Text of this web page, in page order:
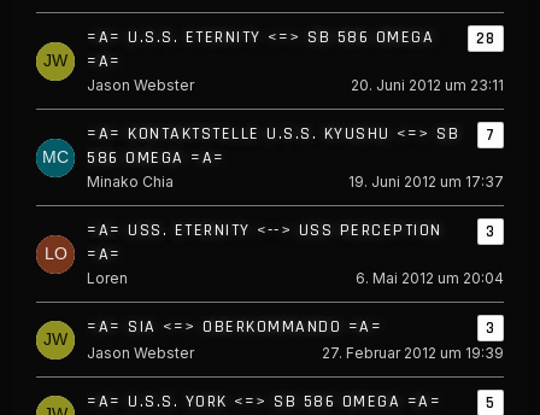
=A= U.S.S. ETERNITY <=> SB 586 OMEGA
=A=
28
Jason Webster 20. Juni 2012 um 23:11
=A= KONTAKTSTELLE U.S.S. KYUSHU <=> SB
586 OMEGA =A=
7
Minako Chia 19. Juni 2012 um 17:37
=A= USS. ETERNITY <--> USS PERCEPTION
=A=
3
Loren 6. Mai 2012 um 20:04
=A= SIA <=> OBERKOMMANDO =A= 3
Jason Webster 27. Februar 2012 um 19:39
=A= U.S.S. YORK <=> SB 586 OMEGA =A= 5